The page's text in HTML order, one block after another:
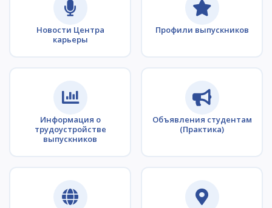
Новости Центра
карьеры
Профили выпускников
Информация о
трудоустройстве
выпускников
Объявления студентам
(Практика)